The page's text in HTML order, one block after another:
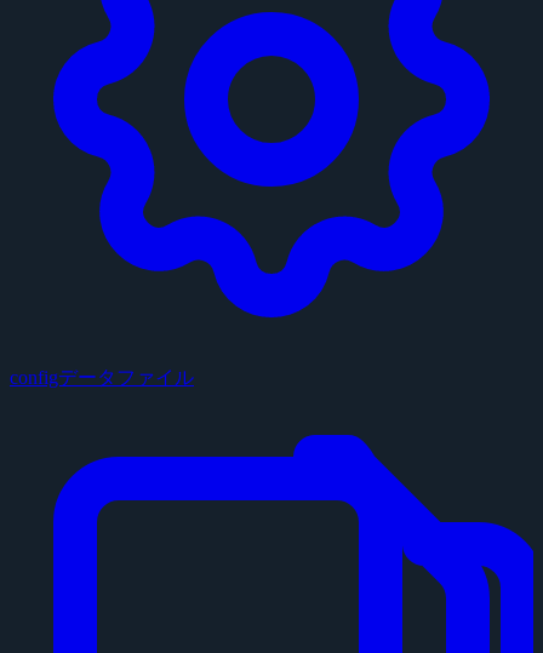
configデータファイル